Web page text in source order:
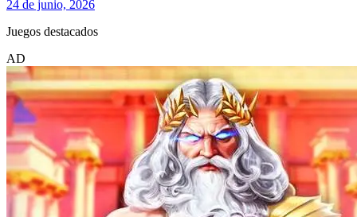
24 de junio, 2026
Juegos destacados
AD